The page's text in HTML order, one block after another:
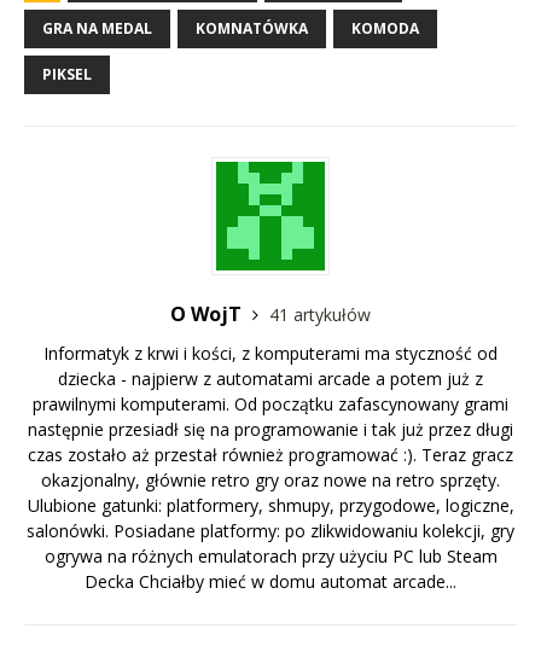
GRA NA MEDAL KOMNATÓWKA KOMODA
PIKSEL
O WojT
41 artykułów
Informatyk z krwi i kości, z komputerami ma styczność od
dziecka - najpierw z automatami arcade a potem już z
prawilnymi komputerami. Od początku zafascynowany grami
następnie przesiadł się na programowanie i tak już przez długi
czas zostało aż przestał również programować :). Teraz gracz
okazjonalny, głównie retro gry oraz nowe na retro sprzęty.
Ulubione gatunki: platformery, shmupy, przygodowe, logiczne,
salonówki. Posiadane platformy: po zlikwidowaniu kolekcji, gry
ogrywa na różnych emulatorach przy użyciu PC lub Steam
Decka Chciałby mieć w domu automat arcade...